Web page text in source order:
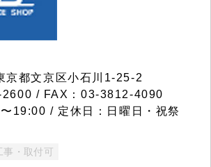
都文京区小石川1-25-2
/ FAX：03-3812-4090
19:00 / 定休日：日曜日・祝祭
事・取付可